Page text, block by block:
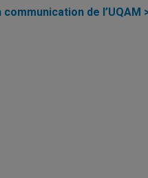
de l’UQAM